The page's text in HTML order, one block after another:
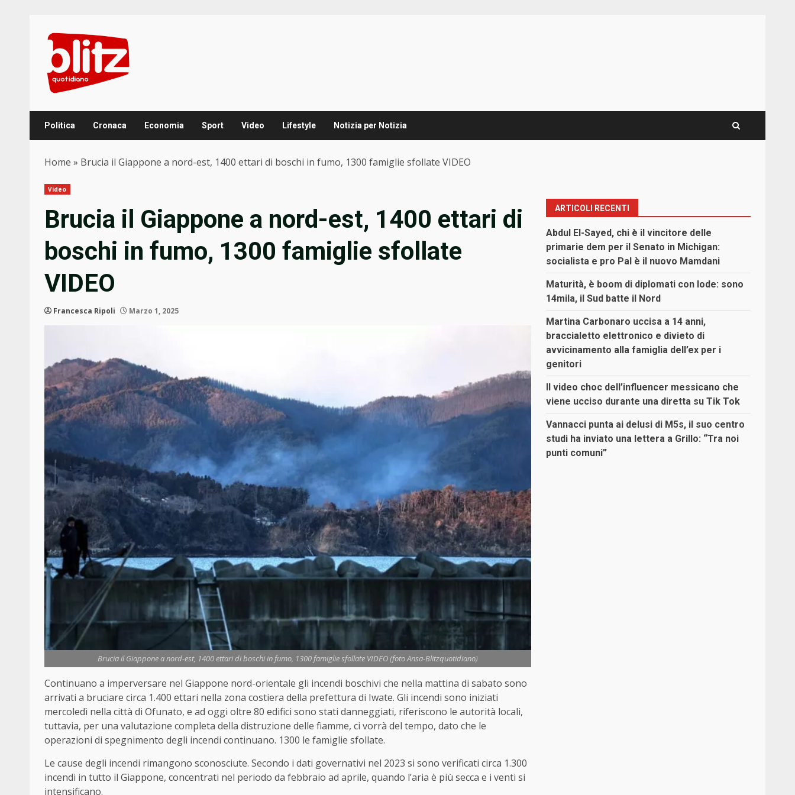
content
Politica Cronaca Economia Sport Video Lifestyle Notizia per Notizia
Home » Brucia il Giappone a nord-est, 1400 ettari di boschi in fumo, 1300 famiglie sfollate VIDEO
Video
Brucia il Giappone a nord-est, 1400 ettari di
boschi in fumo, 1300 famiglie sfollate
VIDEO
Francesca Ripoli Marzo 1, 2025
Brucia il Giappone a nord-est, 1400 ettari di boschi in fumo, 1300 famiglie sfollate VIDEO (foto Ansa-Blitzquotidiano)
Continuano a imperversare nel Giappone nord-orientale gli incendi boschivi che nella mattina di sabato sono
arrivati a bruciare circa 1.400 ettari nella zona costiera della prefettura di Iwate. Gli incendi sono iniziati
mercoledì nella città di Ofunato, e ad oggi oltre 80 edifici sono stati danneggiati, riferiscono le autorità locali,
tuttavia, per una valutazione completa della distruzione delle fiamme, ci vorrà del tempo, dato che le
operazioni di spegnimento degli incendi continuano. 1300 le famiglie sfollate.
Le cause degli incendi rimangono sconosciute. Secondo i dati governativi nel 2023 si sono verificati circa 1.300
incendi in tutto il Giappone, concentrati nel periodo da febbraio ad aprile, quando l’aria è più secca e i venti si
intensificano.
ARTICOLI RECENTI
Abdul El-Sayed, chi è il vincitore delle
primarie dem per il Senato in Michigan:
socialista e pro Pal è il nuovo Mamdani
Maturità, è boom di diplomati con lode: sono
14mila, il Sud batte il Nord
Martina Carbonaro uccisa a 14 anni,
braccialetto elettronico e divieto di
avvicinamento alla famiglia dell’ex per i
genitori
Il video choc dell’influencer messicano che
viene ucciso durante una diretta su Tik Tok
Vannacci punta ai delusi di M5s, il suo centro
studi ha inviato una lettera a Grillo: “Tra noi
punti comuni”